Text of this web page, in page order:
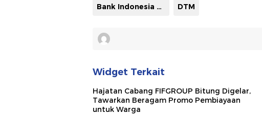
Bank Indonesia Perwakilan Sulut DTM
Widget Terkait
Hajatan Cabang FIFGROUP Bitung Digelar,
Tawarkan Beragam Promo Pembiayaan
untuk Warga